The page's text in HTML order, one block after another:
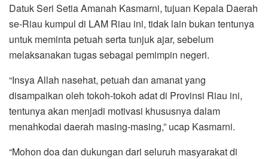
Datuk Seri Setia Amanah Kasmarni, tujuan Kepala Daerah
se-Riau kumpul di LAM Riau ini, tidak lain bukan tentunya
untuk meminta petuah serta tunjuk ajar, sebelum
melaksanakan tugas sebagai pemimpin negeri.
“Insya Allah nasehat, petuah dan amanat yang
disampaikan oleh tokoh-tokoh adat di Provinsi Riau ini,
tentunya akan menjadi motivasi khususnya dalam
menahkodai daerah masing-masing,” ucap Kasmarni.
“Mohon doa dan dukungan dari seluruh masyarakat di